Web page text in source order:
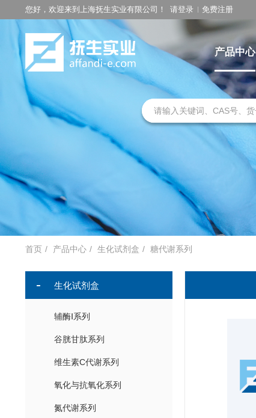
您好，欢迎来到上海抚生实业有限公司！ 请登录 免费注册
产品中心
首页 产品中心 生化试剂盒 糖代谢系列
生化试剂盒
辅酶Ⅰ系列
谷胱甘肽系列
维生素C代谢系列
氧化与抗氧化系列
氮代谢系列